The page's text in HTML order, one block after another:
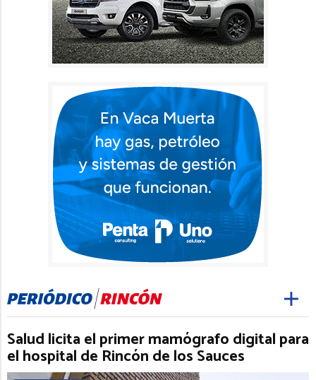
Salud licita el primer mamógrafo digital para
el hospital de Rincón de los Sauces